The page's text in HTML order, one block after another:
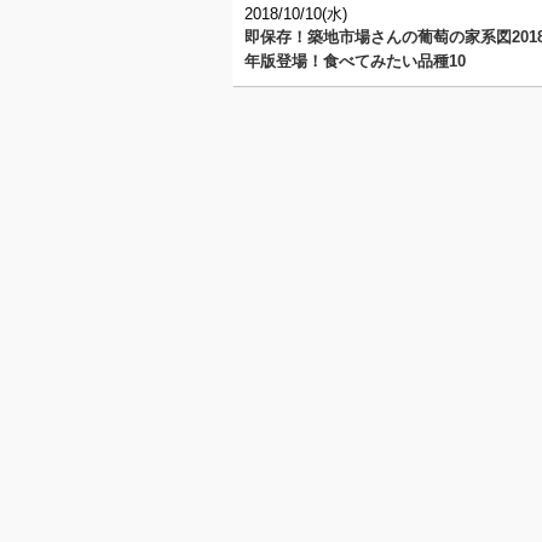
2018/10/10(水)
即保存！築地市場さんの葡萄の家系図
年版登場！食べてみたい品種10